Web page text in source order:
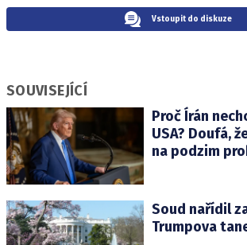
Vstoupit do diskuze
SOUVISEJÍCÍ
Proč Írán
USA? Doufá,
na podzim
Soud nařídil
Trumpova